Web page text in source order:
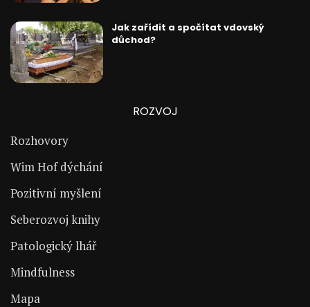
Jak zařídit a spočítat vdovský
důchod?
ROZVOJ
Rozhovory
Wim Hof dýchání
Pozitivní myšlení
Seberozvoj knihy
Patologický lhář
Mindfulness
Mapa